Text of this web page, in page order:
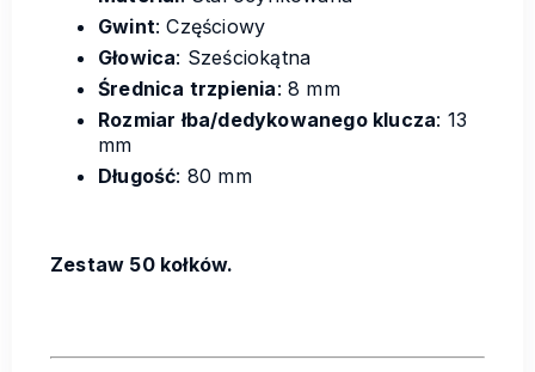
Gwint: Częściowy
Głowica: Sześciokątna
Średnica trzpienia: 8 mm
Rozmiar łba/dedykowanego klucza: 13
mm
Długość: 80 mm
Zestaw 50 kołków.